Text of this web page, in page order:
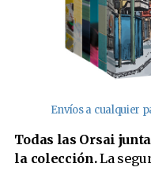
Envíos a cualquier
Todas las Orsai
la colección.La